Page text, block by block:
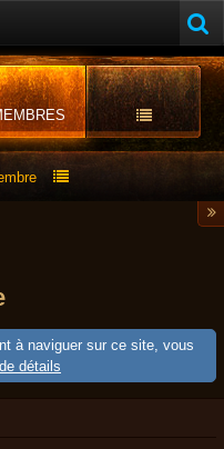
à naviguer sur ce site, vous
détails